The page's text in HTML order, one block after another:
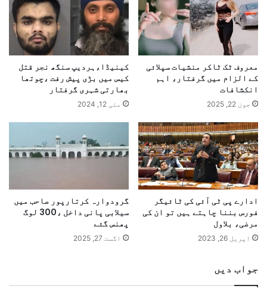
معروف ٹک ٹاکر منشیات سپلائی
کے الزام میں گرفتار، اہم
انکشافات
جون 22, 2025
کینیڈا،ہردیپ سنگھ نجر قتل
کیس میں بڑی پیش رفت ،چوتھا
بھارتی شہری گرفتار
مئی 12, 2024
ادارے پی ٹی آئی کی ٹائیگر
فورس بننا چاہتے ہیں تو ان کی
مرضی، بلاول
اپریل 26, 2023
گرودوارہ کرتارپور صاحب میں
سیلابی پانی داخل ،300 لوگ
پھنس گئے
اگست 27, 2025
جواب دیں